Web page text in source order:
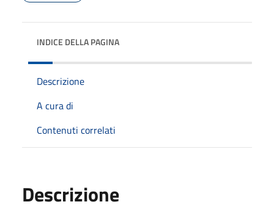
INDICE DELLA PAGINA
Descrizione
A cura di
Contenuti correlati
Descrizione